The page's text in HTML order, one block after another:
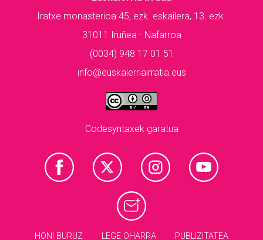
Iratxe monasterioa 45, ezk. eskailera, 13. ezk.
31011 Iruñea - Nafarroa
(0034) 948 17 01 51
info@euskalerriairratia.eus
Codesyntaxek garatua
HONI BURUZ LEGE OHARRA PUBLIZITATEA